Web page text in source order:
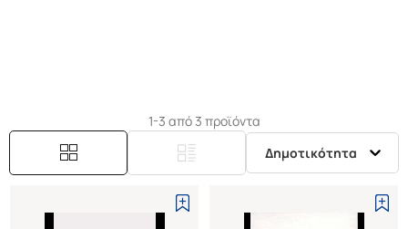
1-3 από 3 προϊόντα
Δημοτικότητα